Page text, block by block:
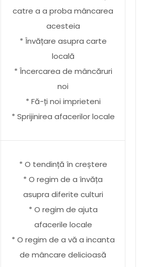
catre a a proba mâncarea
acesteia
* Învățare asupra carte
locală
* Încercarea de mâncăruri
noi
* Fă-ți noi imprieteni
* Sprijinirea afacerilor locale
* O tendință în creștere
* O regim de a învăța
asupra diferite culturi
* O regim de ajuta
afacerile locale
* O regim de a vă a incanta
de mâncare delicioasă